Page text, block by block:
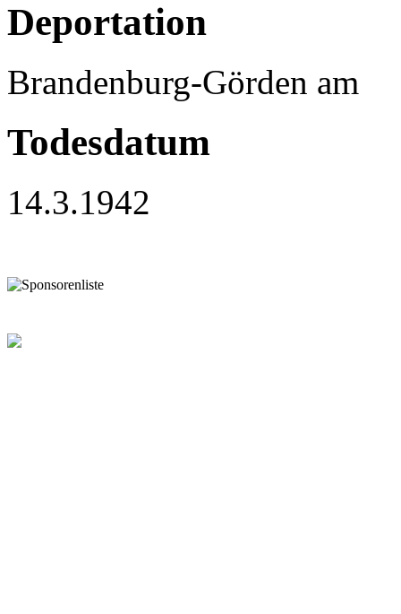
Deportation
Brandenburg-Görden am
Todesdatum
14.3.1942